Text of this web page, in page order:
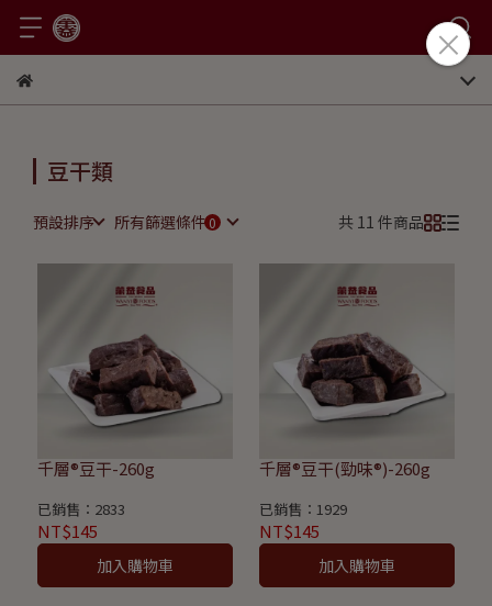
豆干類
預設排序 所有篩選條件 共 11 件商品
千層®豆干-260g
已銷售：2833
NT$145
加入購物車
千層®豆干(勁味®)-260g
已銷售：1929
NT$145
加入購物車